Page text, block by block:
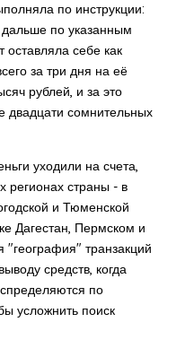
по инструкции:
по указанным
себе как
за три дня на её
рублей, и за это
двадцати сомнительных
уходили на счета,
регионах страны - в
и Тюменской
Дагестан, Пермском и
транзакций
средств, когда
по
усложнить поиск